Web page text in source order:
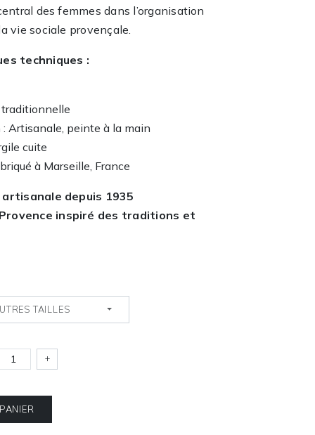
des femmes dans l’organisation
vie sociale provençale.
techniques :
Artisanale, peinte à la main
cuite
à Marseille, France
depuis 1935
inspiré des traditions et
TAILLES
+